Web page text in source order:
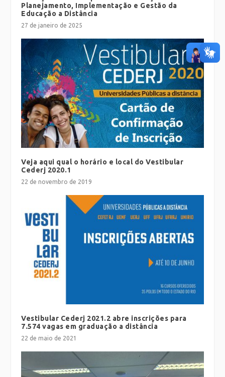
Planejamento, Implementação e Gestão da
Educação a Distância
27 de janeiro de 2025
Veja aqui qual o horário e local do Vestibular
Cederj 2020.1
22 de novembro de 2019
Vestibular Cederj 2021.2 abre inscrições para
7.574 vagas em graduação a distância
22 de maio de 2021